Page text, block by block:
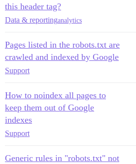
this header tag?
Data & reportinganalytics
Pages listed in the robots.txt are
crawled and indexed by Google
Support
How to noindex all pages to
keep them out of Google
indexes
Support
Generic rules in "robots.txt" not